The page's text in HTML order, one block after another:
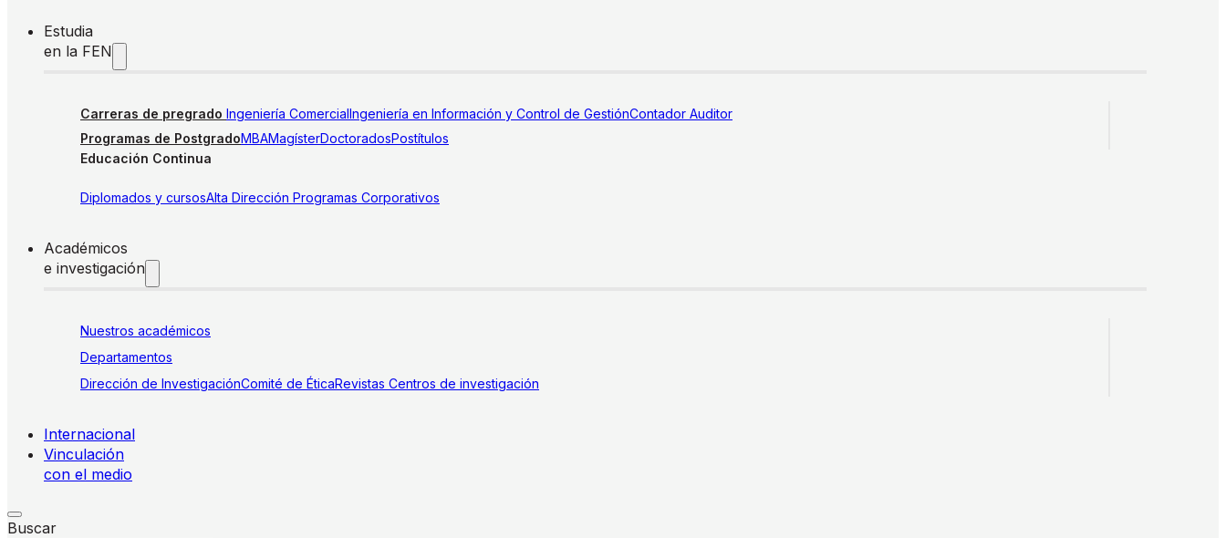
Estudia
en la FEN
Carreras de pregrado Ingeniería ComercialIngeniería en Información y Control de GestiónContador Auditor
Programas de PostgradoMBAMagísterDoctoradosPostítulos
Educación Continua
Diplomados y cursosAlta Dirección Programas Corporativos
Académicos
e investigación
Nuestros académicos
Departamentos
Dirección de InvestigaciónComité de ÉticaRevistas Centros de investigación
Internacional
Vinculación
con el medio
Buscar